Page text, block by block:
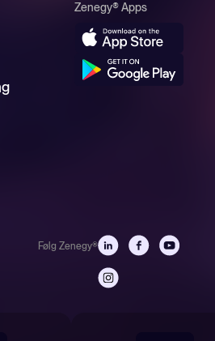
Zenegy® Apps
Følg Zenegy®
Jeg er kunde og har brug for hjælp
Find dit produkt og kontaktkanal